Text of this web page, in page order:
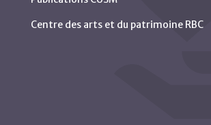
Centre des arts et du patrimoine RBC